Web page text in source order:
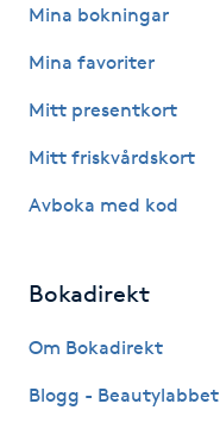
Hollywood Peel
Hot yoga
Hudföryngring
Huduppstramning
Hudvård
Hyaluronsyra
Mina bokningar
Mina favoriter
Mitt presentkort
Mitt friskvårdskort
Avboka med kod
Bokadirekt
Om Bokadirekt
Blogg - Beautylabbet